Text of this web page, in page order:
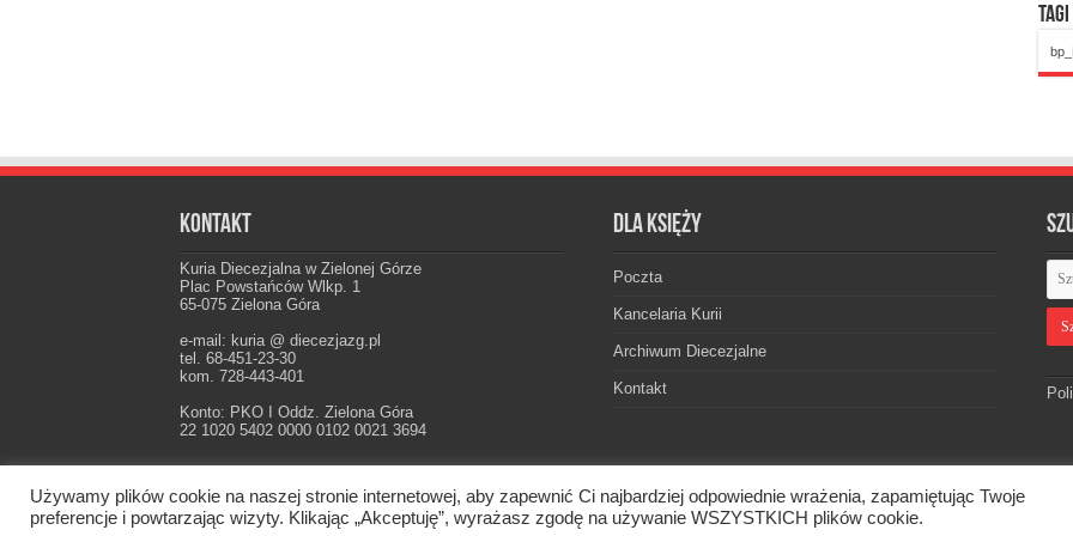
Tagi
Kontakt
Kuria Diecezjalna w Zielonej Górze
Plac Powstańców Wlkp. 1
65-075 Zielona Góra
e-mail: kuria @ diecezjazg.pl
tel. 68-451-23-30
kom. 728-443-401
Konto: PKO I Oddz. Zielona Góra
22 1020 5402 0000 0102 0021 3694
Dla księży
Poczta
Kancelaria Kurii
Archiwum Diecezjalne
Kontakt
Oficjalna strona Diecezji Zielonogórsko-Gorzowskiej. © 2026. Wszelkie prawa zastrzeżone.
Używamy plików cookie na naszej stronie internetowej, aby zapewnić Ci najbardziej odpowiednie wrażenia, zapamiętując Twoje
preferencje i powtarzając wizyty. Klikając „Akceptuję”, wyrażasz zgodę na używanie WSZYSTKICH plików cookie.